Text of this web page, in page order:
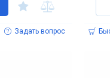
Задать вопрос